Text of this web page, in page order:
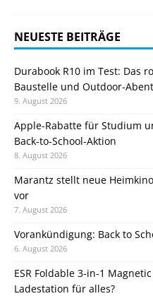
NEUESTE BEITRÄGE
Durabook R10 im Test: Das
Baustelle und Outdoor-
9. August 2026
Apple-Rabatte für Studium
Back-to-School-Aktion
8. August 2026
Marantz stellt neue
vor
7. August 2026
Vorankündigung: Back to
6. August 2026
ESR Foldable 3-in-1
Ladestation für alles?